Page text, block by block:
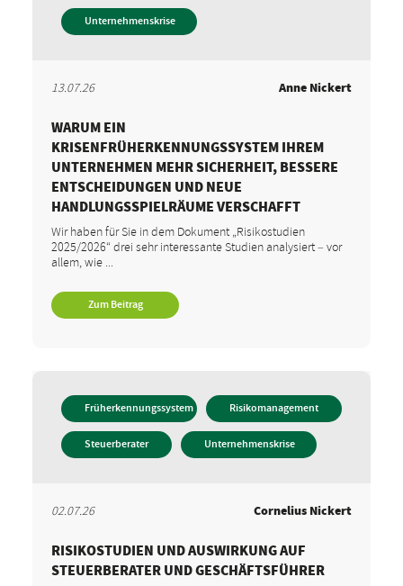
Unternehmenskrise
13.07.26 Anne Nickert
WARUM EIN
KRISENFRÜHERKENNUNGSSYSTEM IHREM
UNTERNEHMEN MEHR SICHERHEIT, BESSERE
ENTSCHEIDUNGEN UND NEUE
HANDLUNGSSPIELRÄUME VERSCHAFFT
Wir haben für Sie in dem Dokument „Risikostudien
2025/2026“ drei sehr interessante Studien analysiert – vor
allem, wie ...
Zum Beitrag
Früherkennungssystem Risikomanagement
Steuerberater Unternehmenskrise
02.07.26 Cornelius Nickert
RISIKOSTUDIEN UND AUSWIRKUNG AUF
STEUERBERATER UND GESCHÄFTSFÜHRER